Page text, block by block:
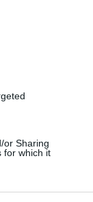
or Sharing
for which it